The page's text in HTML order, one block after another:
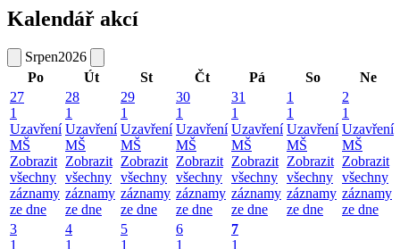
Kalendář akcí
Srpen2026
Po
Út St Čt Pá So
Ne
27
1
Uzavření
MŠ
Zobrazit
všechny
záznamy
ze dne
28
1
Uzavření
MŠ
Zobrazit
všechny
záznamy
ze dne
29
1
Uzavření
MŠ
Zobrazit
všechny
záznamy
ze dne
30
1
Uzavření
MŠ
Zobrazit
všechny
záznamy
ze dne
31
1
Uzavření
MŠ
Zobrazit
všechny
záznamy
ze dne
1
1
Uzavření
MŠ
Zobrazit
všechny
záznamy
ze dne
2
1
Uzavření
MŠ
Zobrazit
všechny
záznamy
ze dne
3
1
4
1
5
1
6
1
7
1